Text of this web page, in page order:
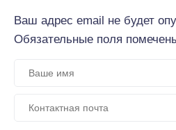
Ваш адрес email не будет
Обязательные поля